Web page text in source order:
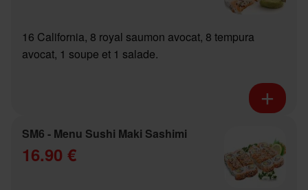
16 California, 8 royal saumon avocat, 8 tempura
avocat, 1 soupe et 1 salade.
SM6 - Menu Sushi Maki Sashimi
16.90 €